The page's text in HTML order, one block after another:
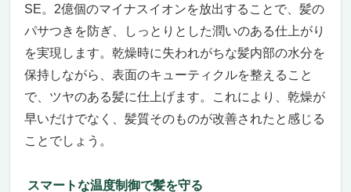
SE。2億個のマイナスイオンを放出することで、髪の
パサつきを防ぎ、しっとりとした潤いのある仕上がり
を実現します。乾燥時に失われがちな髪内部の水分を
保持しながら、表面のキューティクルを整えること
で、ツヤのある髪に仕上げます。これにより、乾燥が
早いだけでなく、髪質そのものが改善されたと感じる
ことでしょう。
スマートな温度制御で髪を守る